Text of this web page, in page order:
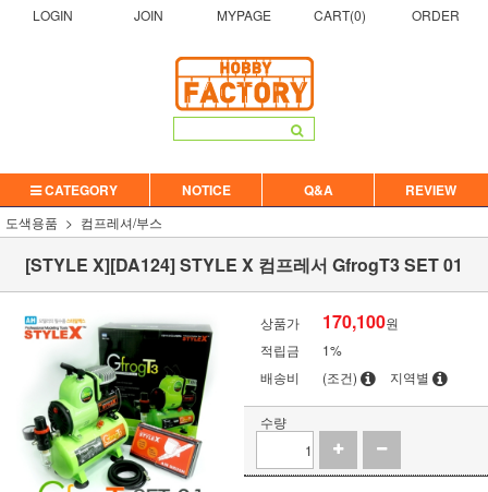
LOGIN JOIN MYPAGE CART(0) ORDER
CATEGORY NOTICE Q&A REVIEW
도색용품 컴프레셔/부스
[STYLE X][DA124] STYLE X 컴프레서 GfrogT3 SET 01
상품가 170,100원
적립금
1%
배송비
(조건) 지역별
수량